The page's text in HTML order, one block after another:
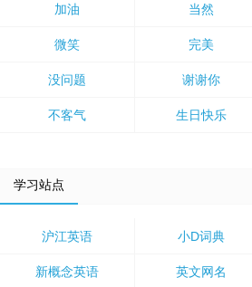
加油 当然
微笑 完美
没问题 谢谢你
不客气 生日快乐
学习站点
沪江英语 小D词典
新概念英语 英文网名